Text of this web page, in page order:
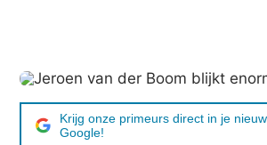
Krijg onze primeurs direct in je
Google!